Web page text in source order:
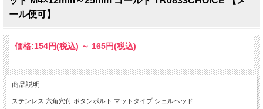
ール便可】
価格:154円(税込) ～ 165円(税込)
商品説明
ステンレス 六角穴付 ボタンボルト マットタイプ シェルヘッド